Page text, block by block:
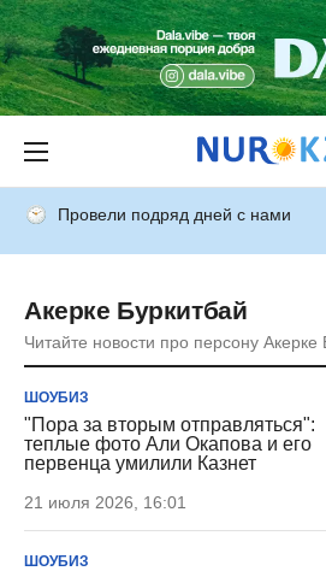
Провели подряд дней с нами
Акерке Буркитбай
Читайте новости про персону Акерке
ШОУБИЗ
"Пора за вторым отправляться":
теплые фото Али Окапова и его
первенца умилили Казнет
21 июля 2026, 16:01
ШОУБИЗ